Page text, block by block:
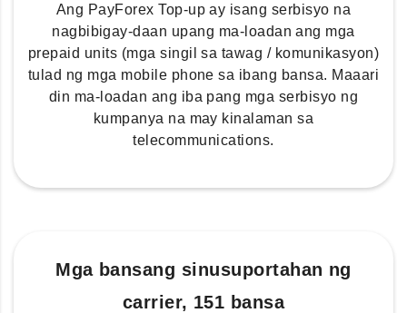
Ang PayForex Top-up ay isang serbisyo na
nagbibigay-daan upang ma-loadan ang mga
prepaid units (mga singil sa tawag / komunikasyon)
tulad ng mga mobile phone sa ibang bansa. Maaari
din ma-loadan ang iba pang mga serbisyo ng
kumpanya na may kinalaman sa
telecommunications.
Mga bansang sinusuportahan ng
carrier, 151 bansa